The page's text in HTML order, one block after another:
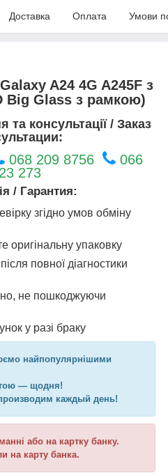
Доставка Оплата Умови
A24 4G A245F з
Big Glass з рамкою)
та консультації / Заказ
068 209 8756
066
273
/ Гарантия:
згідно умов обміну
оригінальну упаковку
повної діагностики
не пошкоджуючи
у разі браку
найпопулярнішими
— щодня!
каждый день!
або на картку банку.
на карту банка.